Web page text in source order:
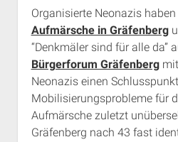
Organisierte Neonazis
Aufmärsche in Gräfenberg
“Denkmäler sind für alle da”
Bürgerforum Gräfenberg
Neonazis einen
Mobilisierungsprobleme für
Aufmärsche zuletzt
Gräfenberg nach 43 fast